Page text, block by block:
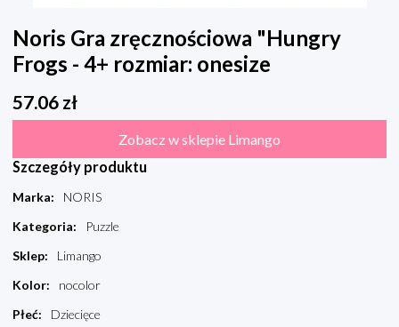
Noris Gra zręcznościowa "Hungry
Frogs - 4+ rozmiar: onesize
57.06 zł
Zobacz w sklepie Limango
Szczegóły produktu
Marka:
NORIS
Kategoria:
Puzzle
Sklep:
Limango
Kolor:
nocolor
Płeć:
Dziecięce